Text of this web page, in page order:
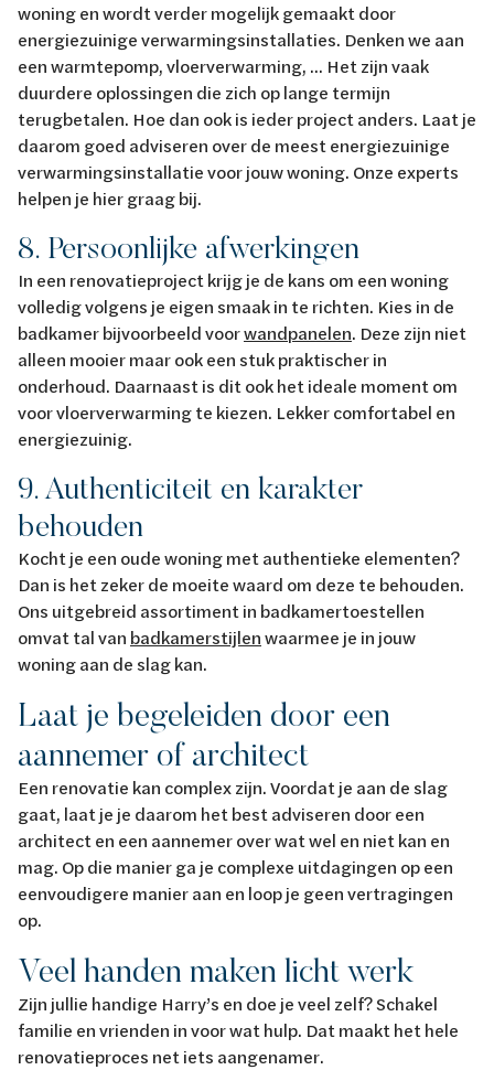
woning en wordt verder mogelijk gemaakt door
energiezuinige verwarmingsinstallaties. Denken we aan
een warmtepomp, vloerverwarming, ... Het zijn vaak
duurdere oplossingen die zich op lange termijn
terugbetalen. Hoe dan ook is ieder project anders. Laat je
daarom goed adviseren over de meest energiezuinige
verwarmingsinstallatie voor jouw woning. Onze experts
helpen je hier graag bij.
8. Persoonlijke afwerkingen
In een renovatieproject krijg je de kans om een woning
volledig volgens je eigen smaak in te richten. Kies in de
badkamer bijvoorbeeld voorwandpanelen. Deze zijn niet
alleen mooier maar ook een stuk praktischer in
onderhoud. Daarnaast is dit ook het ideale moment om
voor vloerverwarming te kiezen. Lekker comfortabel en
energiezuinig.
9. Authenticiteit en karakter
behouden
Kocht je een oude woning met authentieke elementen?
Dan is het zeker de moeite waard om deze te behouden.
Ons uitgebreid assortiment in badkamertoestellen
omvat tal van badkamerstijlenwaarmee je in jouw
woning aan de slag kan.
Laat je begeleiden door een
aannemer of architect
Een renovatie kan complex zijn. Voordat je aan de slag
gaat, laat je je daarom het best adviseren door een
architect en een aannemer over wat wel en niet kan en
mag. Op die manier ga je complexe uitdagingen op een
eenvoudigere manier aan en loop je geen vertragingen
op.
Veel handen maken licht werk
Zijn jullie handige Harry’s en doe je veel zelf? Schakel
familie en vrienden in voor wat hulp. Dat maakt het hele
renovatieproces net iets aangenamer.